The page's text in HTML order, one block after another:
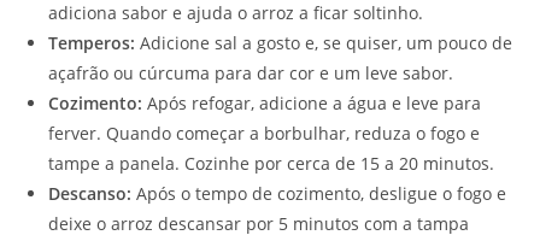
adiciona sabor e ajuda o arroz a ficar soltinho.
Temperos: Adicione sal a gosto e, se quiser, um pouco de
açafrão ou cúrcuma para dar cor e um leve sabor.
Cozimento: Após refogar, adicione a água e leve para
ferver. Quando começar a borbulhar, reduza o fogo e
tampe a panela. Cozinhe por cerca de 15 a 20 minutos.
Descanso: Após o tempo de cozimento, desligue o fogo e
deixe o arroz descansar por 5 minutos com a tampa